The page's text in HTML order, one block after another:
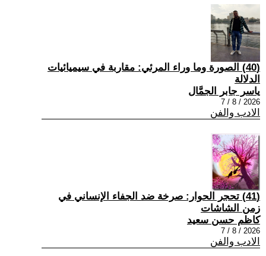
(40) الصورة وما وراء المرئي: مقاربة في سيميائيات
الدلالة
ياسر جابر الجمَّال
2026 / 8 / 7
الادب والفن
(41) تحجر الحوار: صرخة ضد الجفاء الإنساني في
زمن الشاشات
كاظم حسن سعيد
2026 / 8 / 7
الادب والفن